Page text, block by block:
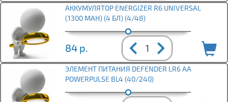
АККУМУЛЯТОР ENERGIZER R6 UNIVERSAL
(1300 MAH) (4 БЛ) (4/48)
84 р.
ЭЛЕМЕНТ ПИТАНИЯ DEFENDER LR6 АА
POWERPULSE BL4 (40/240)